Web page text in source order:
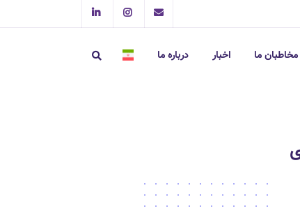
مخاطبان ما اخبار درباره ما